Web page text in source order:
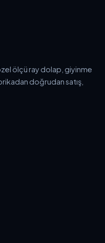
ölçü ray dolap, giyinme
doğrudan satış,